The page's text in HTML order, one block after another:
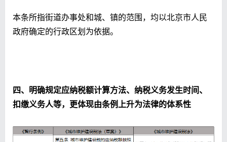
本条所指街道办事处和城、镇的范围，均以北京市人民
政府确定的行政区划为依据。
四、明确规定应纳税额计算方法、纳税义务发生时间、
扣缴义务人等，更体现由条例上升为法律的体系性